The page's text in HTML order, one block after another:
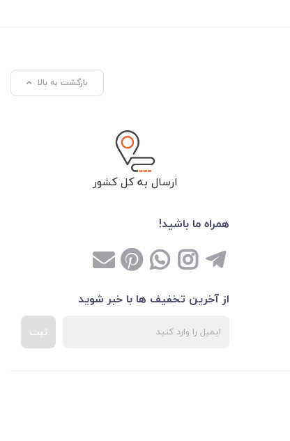
بازگشت به بالا
ارسال به کل کشور
همراه ما باشید!
از آخرین تخفیف ها با خبر شوید
ثبت